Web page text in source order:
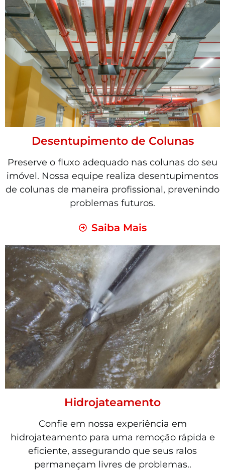
Desentupimento de Colunas
Preserve o fluxo adequado nas colunas do seu
imóvel. Nossa equipe realiza desentupimentos
de colunas de maneira profissional, prevenindo
problemas futuros.
Saiba Mais
Hidrojateamento
Confie em nossa experiência em
hidrojateamento para uma remoção rápida e
eficiente, assegurando que seus ralos
permaneçam livres de problemas..